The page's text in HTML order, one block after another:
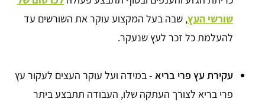
שורשי העץ, שבה בעל המקצוע עוקר את השורשים עד
להעלמת כל זכר לעץ שנעקר.
עקירת עץ פרי בריא - במידה ועל עוקר העצים לעקור עץ
פרי בריא לצורך העתקה שלו, העבודה תתבצע ביתר